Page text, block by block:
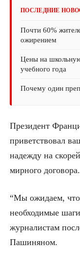
ПОСЛЕДНИЕ
Почти 60%
ожирением
Цены на
учебного года
Почему один
Президент
приветствовал
надежду на
мирного договора.
“Мы ожидаем, что
необходимые
журналистам
Пашиняном.